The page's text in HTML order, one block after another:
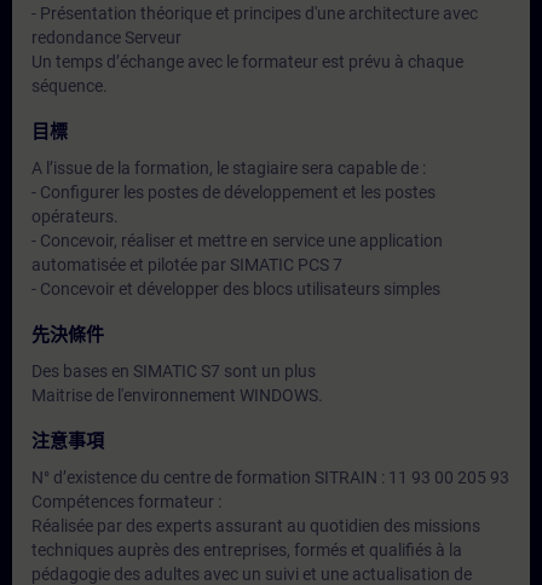
- Présentation théorique et principes d'une architecture avec
redondance Serveur
Un temps d’échange avec le formateur est prévu à chaque
séquence.
目標
A l’issue de la formation, le stagiaire sera capable de :
- Configurer les postes de développement et les postes
opérateurs.
- Concevoir, réaliser et mettre en service une application
automatisée et pilotée par SIMATIC PCS 7
- Concevoir et développer des blocs utilisateurs simples
先決條件
Des bases en SIMATIC S7 sont un plus
Maitrise de l'environnement WINDOWS.
注意事項
N° d’existence du centre de formation SITRAIN : 11 93 00 205 93
Compétences formateur :
Réalisée par des experts assurant au quotidien des missions
techniques auprès des entreprises, formés et qualifiés à la
pédagogie des adultes avec un suivi et une actualisation de